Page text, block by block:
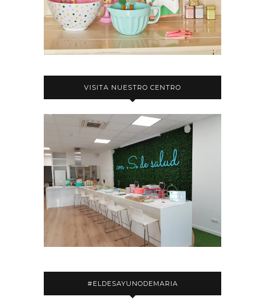
VISITA NUESTRO CENTRO
#ELDESAYUNODEMARIA